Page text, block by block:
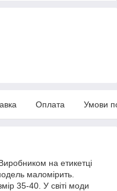
Оплата Умови
на етикетці
маломірить.
35-40. У світі моди